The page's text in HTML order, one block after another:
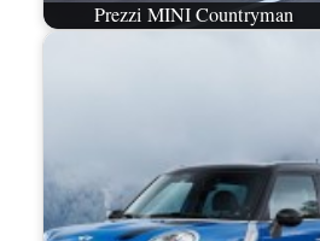
Prezzi MINI Countryman